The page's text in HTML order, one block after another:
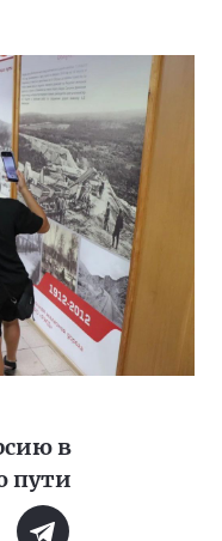
в
пути